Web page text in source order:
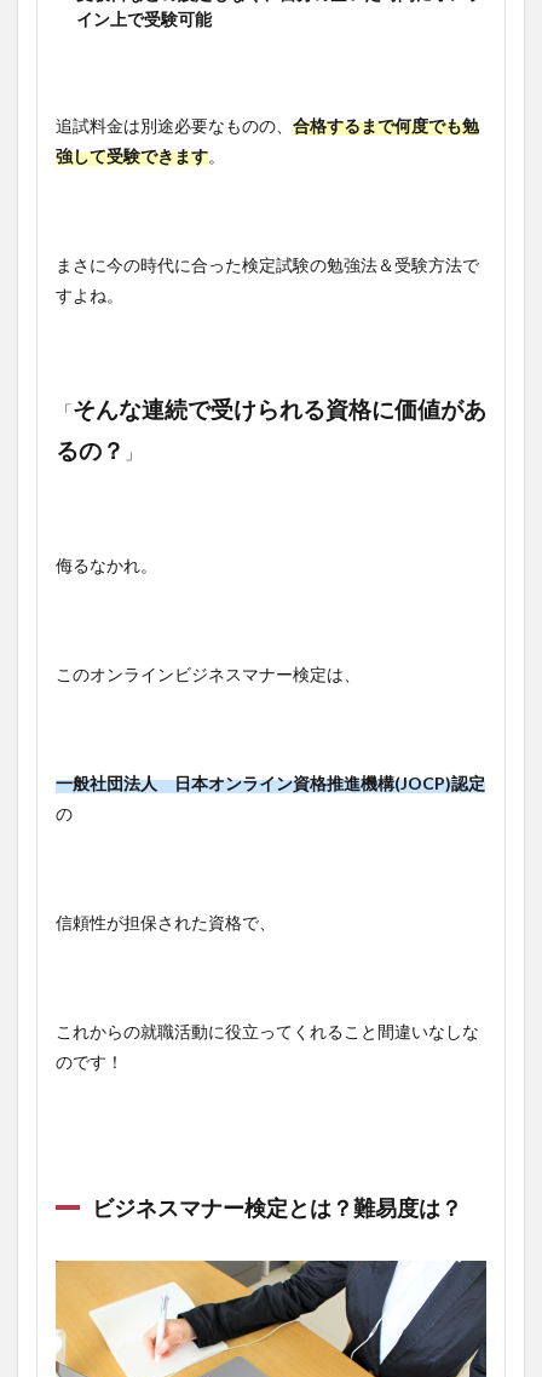
イン上で受験可能
追試料金は別途必要なものの、 合格するまで何度でも勉
強して受験できます。
まさに今の時代に合った検定試験の勉強法＆受験方法で
すよね。
「そんな連続で受けられる資格に価値があ
るの？ 」
侮るなかれ。
このオンラインビジネスマナー検定は、
一般社団法人 日本オンライン資格推進機構(JOCP)認定
の
信頼性が担保された資格で、
これからの就職活動に役立ってくれること間違いなしな
のです！
ビジネスマナー検定とは？難易度は？